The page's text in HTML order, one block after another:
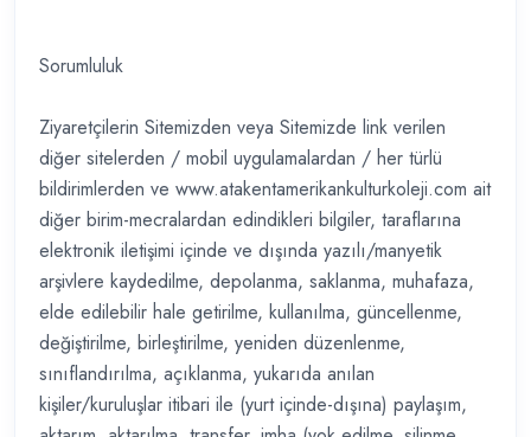
Sorumluluk
Ziyaretçilerin Sitemizden veya Sitemizde link verilen
diğer sitelerden / mobil uygulamalardan / her türlü
bildirimlerden ve www.atakentamerikankulturkoleji.com ait
diğer birim-mecralardan edindikleri bilgiler, taraflarına
elektronik iletişimi içinde ve dışında yazılı/manyetik
arşivlere kaydedilme, depolanma, saklanma, muhafaza,
elde edilebilir hale getirilme, kullanılma, güncellenme,
değiştirilme, birleştirilme, yeniden düzenlenme,
sınıflandırılma, açıklanma, yukarıda anılan
kişiler/kuruluşlar itibari ile (yurt içinde-dışına) paylaşım,